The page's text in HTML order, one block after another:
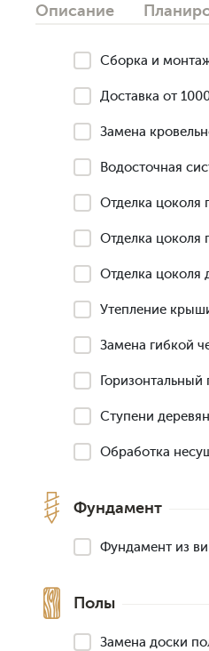
Описание
Сборка и
Доставка от
Замена
Водосточная
Отделка цоколя
Отделка цоколя
Отделка цоколя
Утепление
Замена гибкой
Ступени
Обработка
Фундамент
Фундамент из
Полы
Замена доски